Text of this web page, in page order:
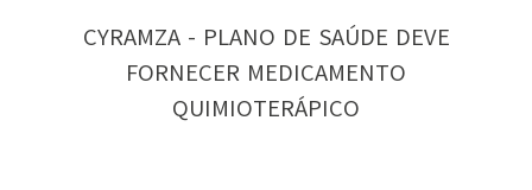
CYRAMZA - PLANO DE SAÚDE DEVE
FORNECER MEDICAMENTO
QUIMIOTERÁPICO